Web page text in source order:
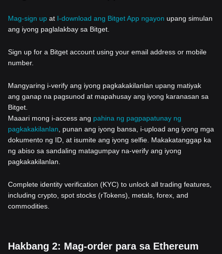
Mag-sign up at I-download ang Bitget App ngayon upang simulan
ang iyong paglalakbay sa Bitget.
Sign up for a Bitget account using your email address or mobile
number.
Mangyaring i-verify ang iyong pagkakakilanlan upang matiyak
ang ganap na pagsunod at mapahusay ang iyong karanasan sa
Bitget.
Maaari mong i-access ang pahina ng pagpapatunay ng
pagkakakilanlan , punan ang iyong bansa, i-upload ang iyong mga
dokumento ng ID, at isumite ang iyong selfie. Makakatanggap ka
ng abiso sa sandaling matagumpay na-verify ang iyong
pagkakakilanlan.
Complete identity verification (KYC) to unlock all trading features,
including crypto, spot stocks (rTokens), metals, forex, and
commodities.
Hakbang 2: Mag-order para sa Ethereum